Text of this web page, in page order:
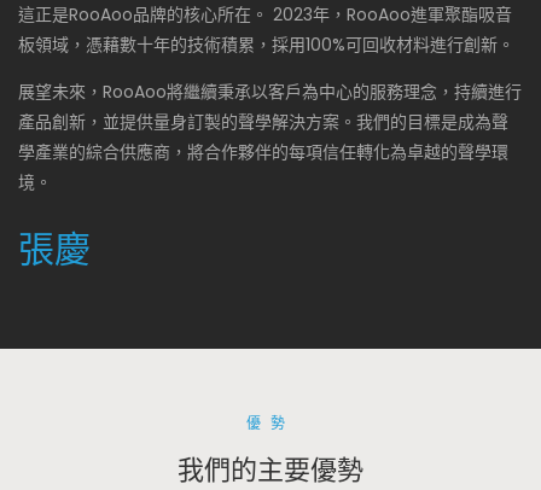
這正是RooAoo品牌的核心所在。 2023年，RooAoo進軍聚酯吸音
板領域，憑藉數十年的技術積累，採用100%可回收材料進行創新。
展望未來，RooAoo將繼續秉承以客戶為中心的服務理念，持續進行
產品創新，並提供量身訂製的聲學解決方案。我們的目標是成為聲
學產業的綜合供應商，將合作夥伴的每項信任轉化為卓越的聲學環
境。
張慶
優勢
我們的主要優勢